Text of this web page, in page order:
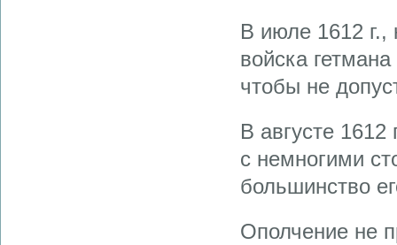
В июле 1612 г.,
войска
чтобы не
В августе
с немногими
большинство
Ополчение не